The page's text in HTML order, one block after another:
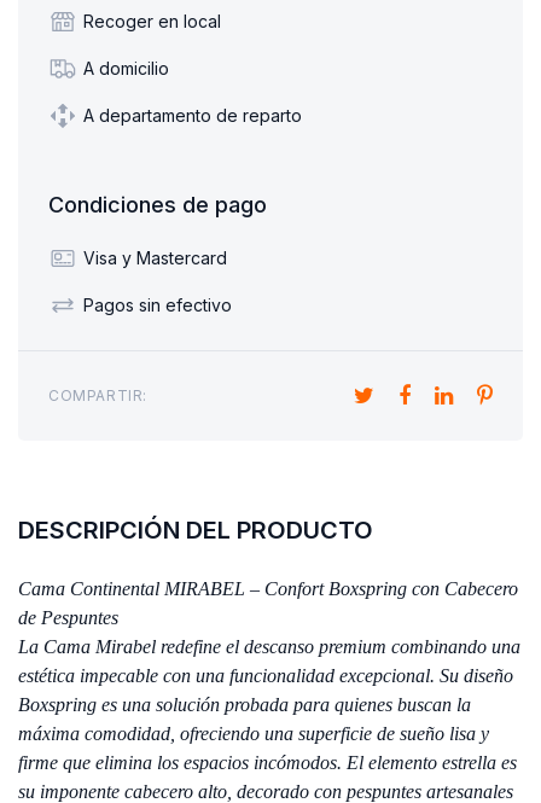
Recoger en local
A domicilio
A departamento de reparto
Condiciones de pago
Visa y Mastercard
Pagos sin efectivo
COMPARTIR:
DESCRIPCIÓN DEL PRODUCTO
Cama Continental MIRABEL – Confort Boxspring con Cabecero
de Pespuntes
La Cama Mirabel redefine el descanso premium combinando una
estética impecable con una funcionalidad excepcional. Su diseño
Boxspring es una solución probada para quienes buscan la
máxima comodidad, ofreciendo una superficie de sueño lisa y
firme que elimina los espacios incómodos. El elemento estrella es
su imponente cabecero alto, decorado con pespuntes artesanales